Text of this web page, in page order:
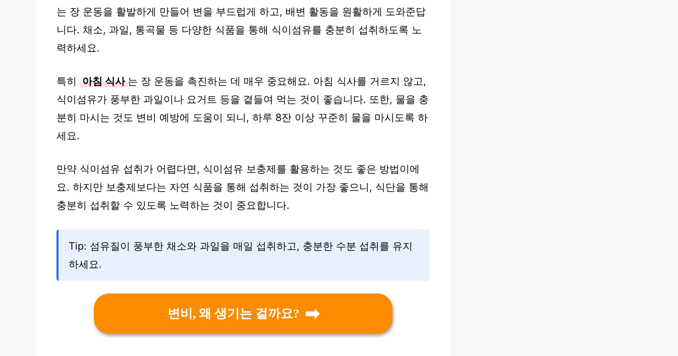
는 장 운동을 활발하게 만들어 변을 부드럽게 하고, 배변 활동을 원활하게 도와준답
니다. 채소, 과일, 통곡물 등 다양한 식품을 통해 식이섬유를 충분히 섭취하도록 노
력하세요.
특히 아침 식사 는 장 운동을 촉진하는 데 매우 중요해요. 아침 식사를 거르지 않고,
식이섬유가 풍부한 과일이나 요거트 등을 곁들여 먹는 것이 좋습니다. 또한, 물을 충
분히 마시는 것도 변비 예방에 도움이 되니, 하루 8잔 이상 꾸준히 물을 마시도록 하
세요.
만약 식이섬유 섭취가 어렵다면, 식이섬유 보충제를 활용하는 것도 좋은 방법이에
요. 하지만 보충제보다는 자연 식품을 통해 섭취하는 것이 가장 좋으니, 식단을 통해
충분히 섭취할 수 있도록 노력하는 것이 중요합니다.
Tip: 섬유질이 풍부한 채소와 과일을 매일 섭취하고, 충분한 수분 섭취를 유지
하세요.
변비, 왜 생기는 걸까요?